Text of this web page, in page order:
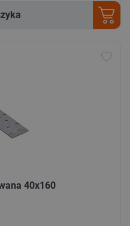
40x160